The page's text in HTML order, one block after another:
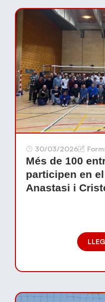
30/03/2026
Més de 100
participen en
Anastasi i